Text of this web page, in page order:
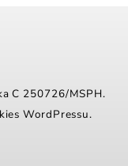
C 250726/MSPH.
WordPressu.